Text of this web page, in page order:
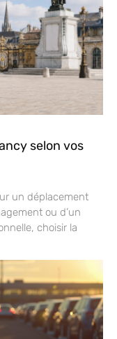
selon vos
un déplacement
ou d’un
choisir la